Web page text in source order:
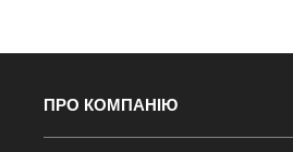
ПРО КОМПАНІЮ